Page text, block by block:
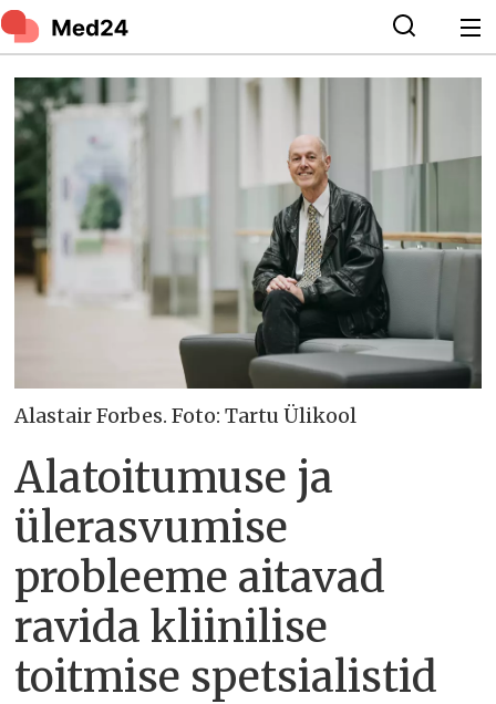
Alastair Forbes. Foto: Tartu Ülikool
Alatoitumuse ja
ülerasvumise
probleeme aitavad
ravida kliinilise
toitmise spetsialistid